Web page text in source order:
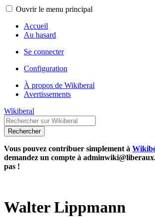
Ouvrir le menu principal
Accueil
Au hasard
Se connecter
Configuration
À propos de Wikiberal
Avertissements
Wikiberal
Rechercher
Vous pouvez contribuer simplement à
demandez un compte à
pas !
Walter Lippmann